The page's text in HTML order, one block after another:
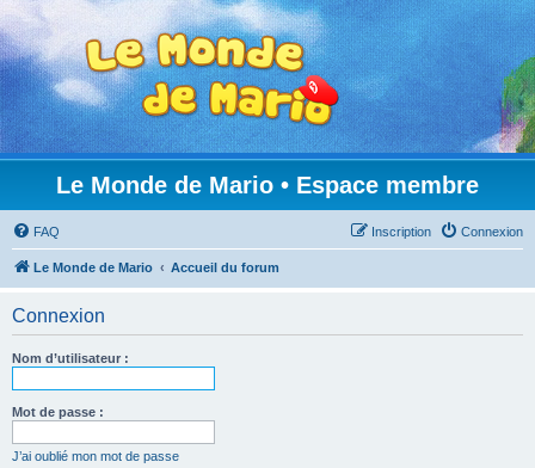
Le Monde de Mario • Espace membre
FAQ Connexion
Inscription
Le Monde de Mario Accueil du forum
Connexion
Nom d’utilisateur :
Mot de passe :
J’ai oublié mon mot de passe